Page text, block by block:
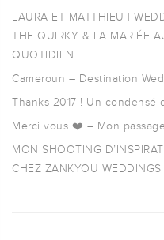
LAURA ET MATTHIEU |
THE QUIRKY & LA MARIÉE
QUOTIDIEN
Cameroun – Destination
Thanks 2017 ! Un condensé
Merci vous ❤️ – Mon
MON SHOOTING
CHEZ ZANKYOU WEDDINGS